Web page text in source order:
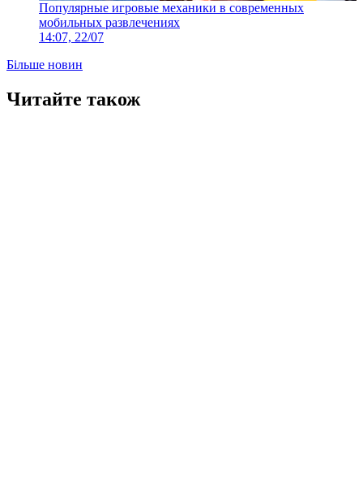
Популярные игровые механики в современных
мобильных развлечениях
14:07, 22/07
Більше новин
Читайте також